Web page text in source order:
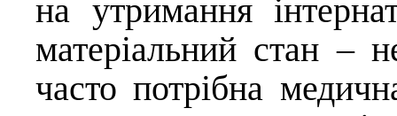
на утримання
матеріальний стан –
часто потрібна